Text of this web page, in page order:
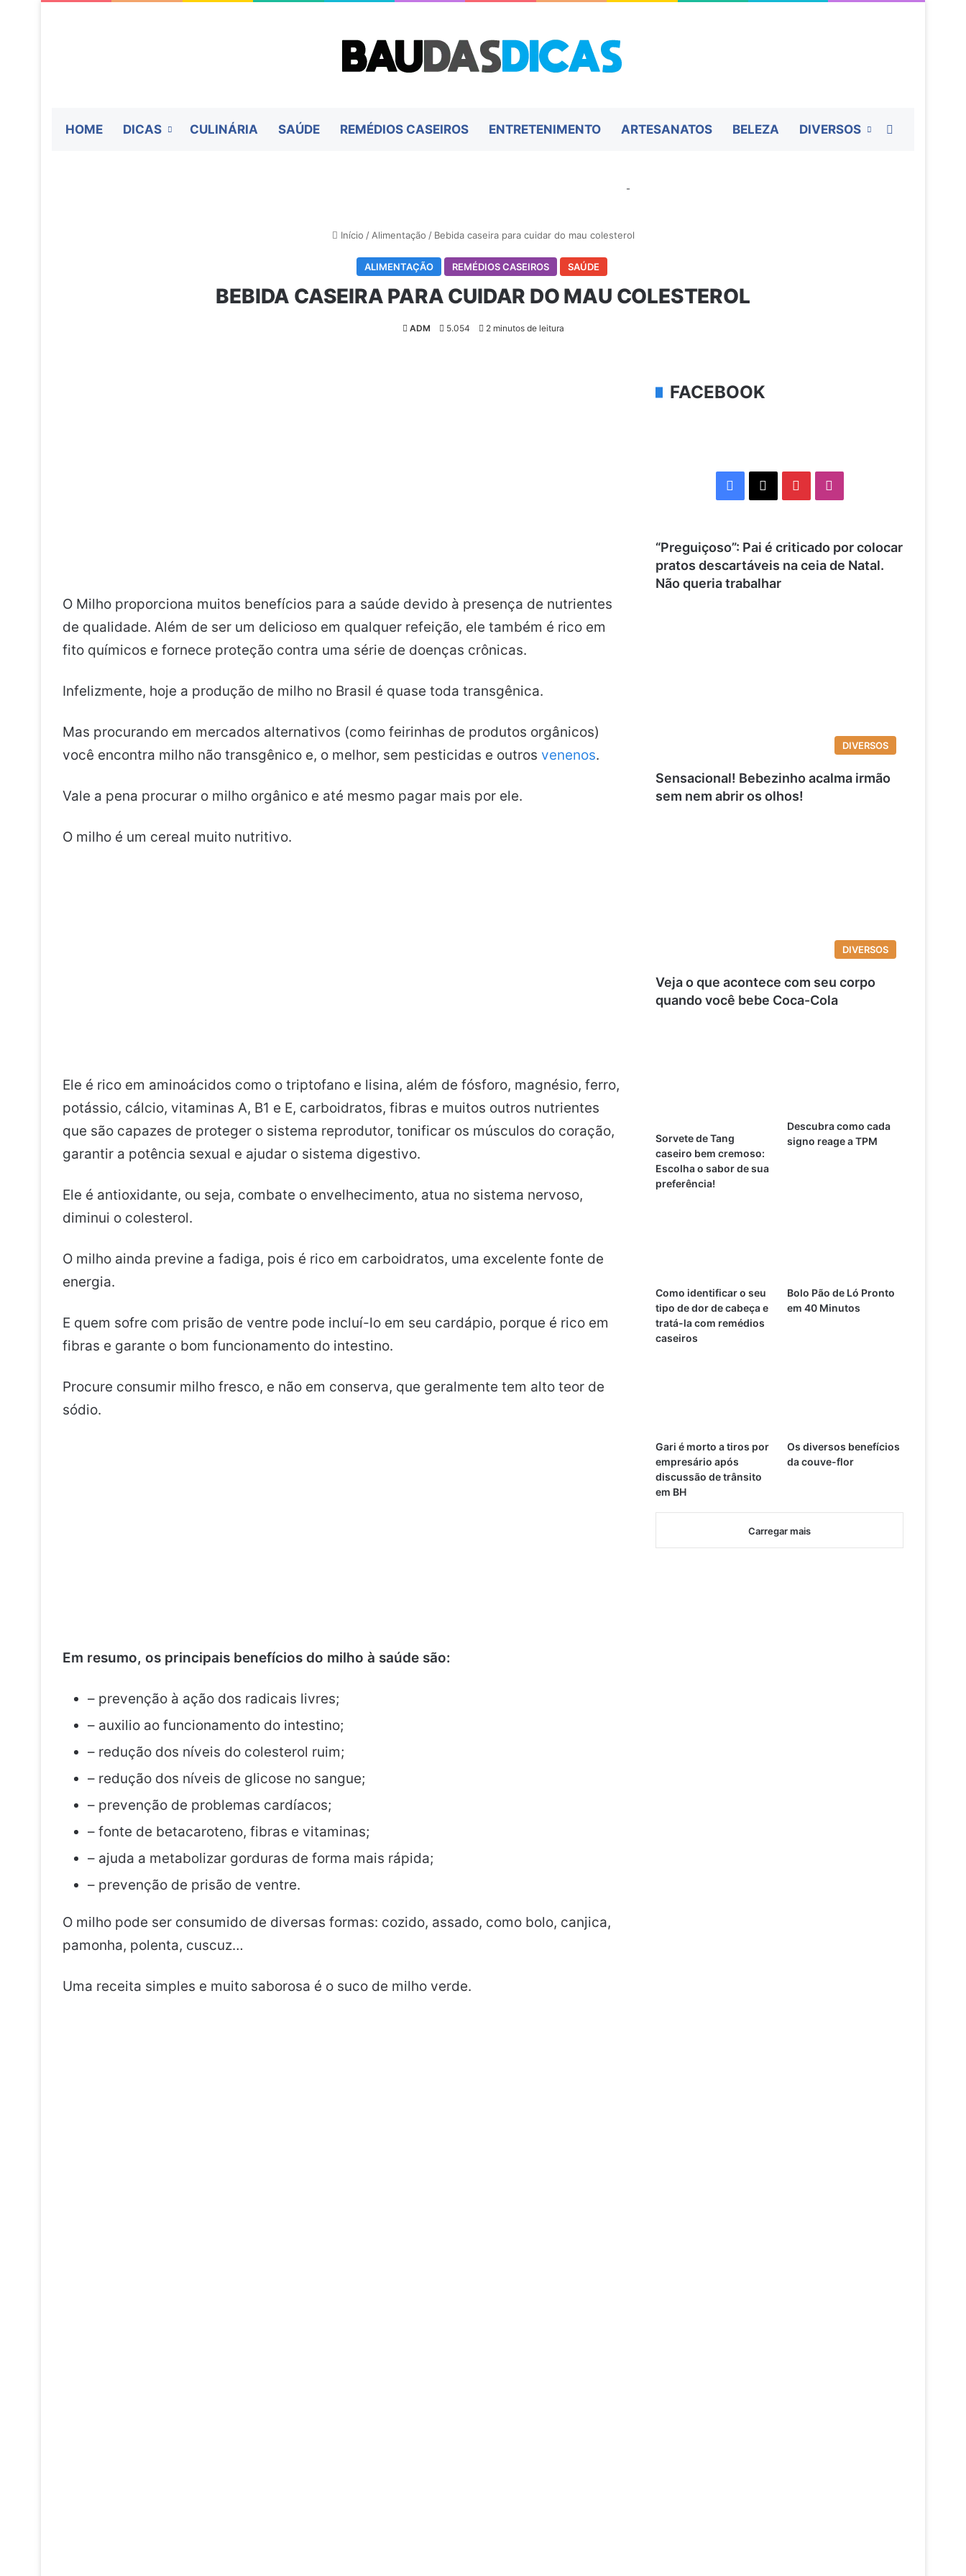
HOME DICAS CULINÁRIA SAÚDE REMÉDIOS CASEIROS ENTRETENIMENTO ARTESANATOS BELEZA DIVERSOS
-
Início / Alimentação / Bebida caseira para cuidar do mau colesterol
ALIMENTAÇÃO REMÉDIOS CASEIROS SAÚDE
BEBIDA CASEIRA PARA CUIDAR DO MAU COLESTEROL
ADM 5.054 2 minutos de leitura
O Milho proporciona muitos benefícios para a saúde devido à presença de nutrientes
de qualidade. Além de ser um delicioso em qualquer refeição, ele também é rico em
fito químicos e fornece proteção contra uma série de doenças crônicas.
Infelizmente, hoje a produção de milho no Brasil é quase toda transgênica.
Mas procurando em mercados alternativos (como feirinhas de produtos orgânicos)
você encontra milho não transgênico e, o melhor, sem pesticidas e outros venenos.
Vale a pena procurar o milho orgânico e até mesmo pagar mais por ele.
O milho é um cereal muito nutritivo.
Ele é rico em aminoácidos como o triptofano e lisina, além de fósforo, magnésio, ferro,
potássio, cálcio, vitaminas A, B1 e E, carboidratos, fibras e muitos outros nutrientes
que são capazes de proteger o sistema reprodutor, tonificar os músculos do coração,
garantir a potência sexual e ajudar o sistema digestivo.
Ele é antioxidante, ou seja, combate o envelhecimento, atua no sistema nervoso,
diminui o colesterol.
O milho ainda previne a fadiga, pois é rico em carboidratos, uma excelente fonte de
energia.
E quem sofre com prisão de ventre pode incluí-lo em seu cardápio, porque é rico em
fibras e garante o bom funcionamento do intestino.
Procure consumir milho fresco, e não em conserva, que geralmente tem alto teor de
sódio.
Em resumo, os principais benefícios do milho à saúde são:
– prevenção à ação dos radicais livres;
– auxilio ao funcionamento do intestino;
– redução dos níveis do colesterol ruim;
– redução dos níveis de glicose no sangue;
– prevenção de problemas cardíacos;
– fonte de betacaroteno, fibras e vitaminas;
– ajuda a metabolizar gorduras de forma mais rápida;
– prevenção de prisão de ventre.
O milho pode ser consumido de diversas formas: cozido, assado, como bolo, canjica,
pamonha, polenta, cuscuz…
Uma receita simples e muito saborosa é o suco de milho verde.
FACEBOOK
Facebook Pinterest
“Preguiçoso”: Pai é criticado por colocar
pratos descartáveis ​​na ceia de Natal.
Não queria trabalhar
DIVERSOS
Sensacional! Bebezinho acalma irmão
sem nem abrir os olhos!
DIVERSOS
Veja o que acontece com seu corpo
quando você bebe Coca-Cola
Sorvete de Tang
caseiro bem cremoso:
Escolha o sabor de sua
preferência!
Descubra como cada
signo reage a TPM
Como identificar o seu
tipo de dor de cabeça e
tratá-la com remédios
caseiros
Bolo Pão de Ló Pronto
em 40 Minutos
Gari é morto a tiros por
empresário após
discussão de trânsito
em BH
Os diversos benefícios
da couve-flor
Carregar mais